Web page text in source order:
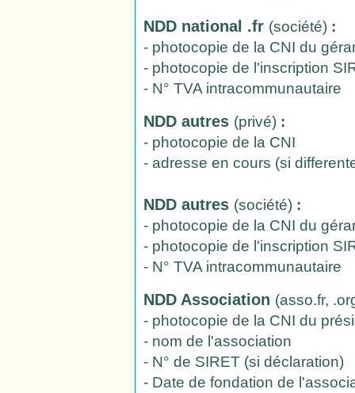
NDD national .fr (société) :
- photocopie de la CNI du
- photocopie de l'inscription
- N° TVA intracommunautaire
NDD autres (privé) :
- photocopie de la CNI
- adresse en cours (si
NDD autres (société) :
- photocopie de la CNI du
- photocopie de l'inscription
- N° TVA intracommunautaire
NDD Association (asso.fr,
- photocopie de la CNI du
- nom de l'association
- N° de SIRET (si déclaration)
- Date de fondation de